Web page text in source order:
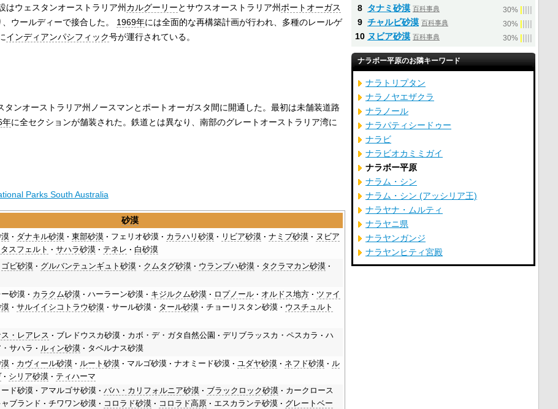
はウェスタンオーストラリア州 カルグーリーとサウスオーストラリア州 ポートオーガス
ウールディーで接合した。 1969年には全面的な再構築計画が行われ、多種のレールゲ
インディアンパシフィック号が運行されている。
タンオーストラリア州ノースマンとポートオーガスタ間に開通した。最初は未舗装道路
年に全セクションが舗装された。鉄道とは異なり、南部のグレートオーストラリア湾に
Parks South Australia
砂漠
ダナキル砂漠 東部砂漠 フェリオ砂漠 カラハリ砂漠 リビア砂漠 ナミブ砂漠
ヌビア
タスフェルト サハラ砂漠 テネレ
白砂漠
ゴビ砂漠 グルバンテュンギュト砂漠 クムタグ砂漠 ウランプハ砂漠
タクラマカン砂漠
砂漠 カラクム砂漠 ハーラーン砂漠 キジルクム砂漠 ロプノール オルドス地方
ツァイ
漠 サルイイシコトラウ砂漠 サール砂漠 タール砂漠 チョーリスタン砂漠
ウスチュルト
・レアレス ブレドウスカ砂漠 カボ・デ・ガタ自然公園 デリブラッスカ・ペスカラ
ハ
サハラ ルィン砂漠 タベルナス砂漠
漠 カヴィール砂漠 ルート砂漠 マルゴ砂漠 ナオミード砂漠 ユダヤ砂漠 ネフド砂漠
ル
シリア砂漠 ティハーマ
ド砂漠 アマルゴサ砂漠 バハ・カリフォルニア砂漠 ブラックロック砂漠
カークロース
ブランド チワワン砂漠 コロラド砂漠 コロラド高原 エスカランテ砂漠
グレートベー
8 タナミ砂漠 百科事典 30%
9 チャルビ砂漠 百科事典 30%
10 ヌビア砂漠 百科事典 30%
ナラボー平原のお隣キーワード
ナラトリプタン
ナラノヤエザクラ
ナラノール
ナラパティシードゥー
ナラビ
ナラビオカミミガイ
ナラボー平原
ナラム・シン
ナラム・シン (アッシリア王)
ナラヤナ・ムルティ
ナラヤニ県
ナラヤンガンジ
ナラヤンヒティ宮殿